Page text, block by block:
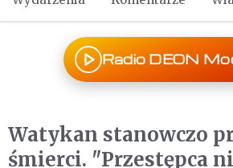
Radio DEON
Watykan stanowczo
śmierci. "Przestępca